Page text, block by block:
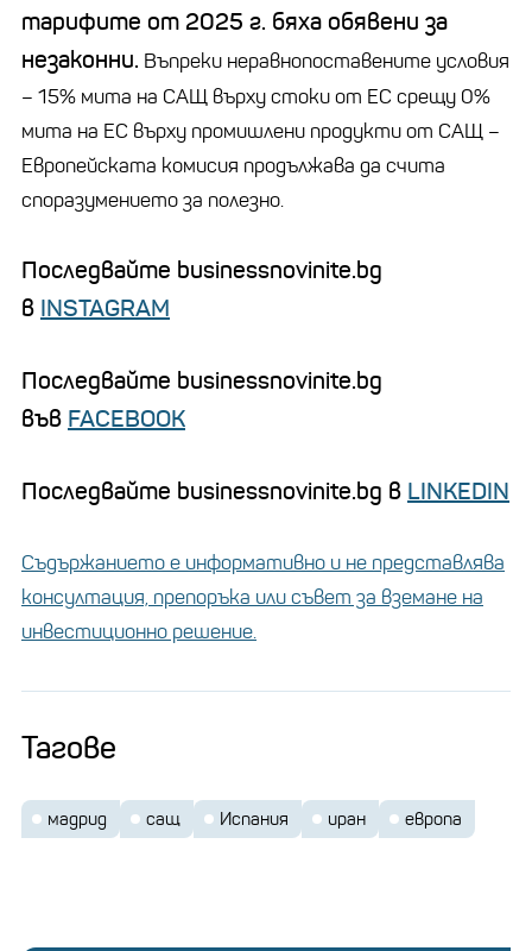
тарифите от 2025 г. бяха обявени за
незаконни. Въпреки неравнопоставените условия
– 15% мита на САЩ върху стоки от ЕС срещу 0%
мита на ЕС върху промишлени продукти от САЩ –
Европейската комисия продължава да счита
споразумението за полезно.
Последвайте businessnovinite.bg
в INSTAGRAM
Последвайте businessnovinite.bg
във FACEBOOK
Последвайте businessnovinite.bg в LINKEDIN
Съдържанието е информативно и не представлява
консултация, препоръка или съвет за вземане на
инвестиционно решение.
Тагове
мадрид сащ Испания иран европа